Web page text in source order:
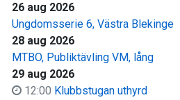
26 aug 2026
Ungdomsserie 6, Västra Blekinge
28 aug 2026
MTBO, Publiktävling VM, lång
29 aug 2026
12:00 Klubbstugan uthyrd